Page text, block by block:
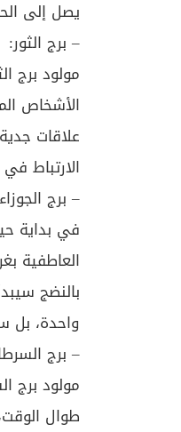
يصل إلى
– برج الثور:
مولود برج
الأشخاص
علاقات
الارتباط
– برج
في بداية
العاطفية
بالنضج
واحدة، بل
– برج
مولود برج
طوال